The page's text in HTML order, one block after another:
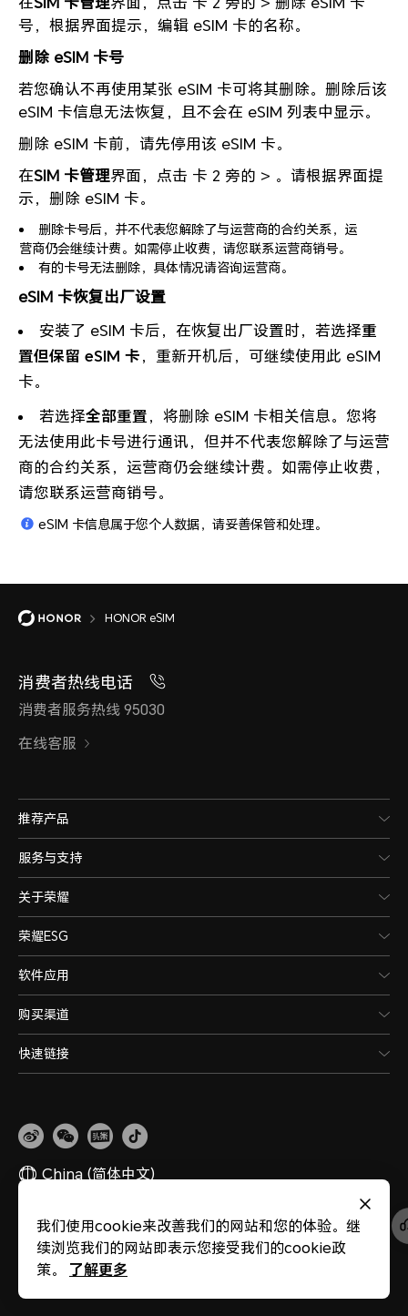
号，根据界面提示，编辑 eSIM 卡的名称。
删除 eSIM 卡号
若您确认不再使用某张 eSIM 卡可将其删除。删除后该
eSIM 卡信息无法恢复，且不会在 eSIM 列表中显示。
删除 eSIM 卡前，请先停用该 eSIM 卡。
在SIM 卡管理界面，点击 卡 2 旁的 > 。请根据界面提
示，删除 eSIM 卡。
删除卡号后，并不代表您解除了与运营商的合约关系，运
营商仍会继续计费。如需停止收费，请您联系运营商销号。
有的卡号无法删除，具体情况请咨询运营商。
eSIM 卡恢复出厂设置
安装了 eSIM 卡后，在恢复出厂设置时，若选择重
置但保留 eSIM 卡 ，重新开机后，可继续使用此 eSIM
卡。
若选择全部重置 ，将删除 eSIM 卡相关信息。您将
无法使用此卡号进行通讯，但并不代表您解除了与运营
商的合约关系，运营商仍会继续计费。如需停止收费，
请您联系运营商销号。
eSIM 卡信息属于您个人数据，请妥善保管和处理。
HONOR eSIM
消费者热线电话
消费者服务热线 95030
在线客服
推荐产品
服务与支持
关于荣耀
荣耀ESG
软件应用
购买渠道
快速链接
China (简体中文)
网站地图 隐私政策 使用条款 关于cookies 法律信息 除名查询
版权所有 © 荣耀终端股份有限公司 2020-2026 保留一切权利。
粤公网安备
我们使用cookie来改善我们的网站和您的体验。继
续浏览我们的网站即表示您接受我们的cookie政
策。
了解更多